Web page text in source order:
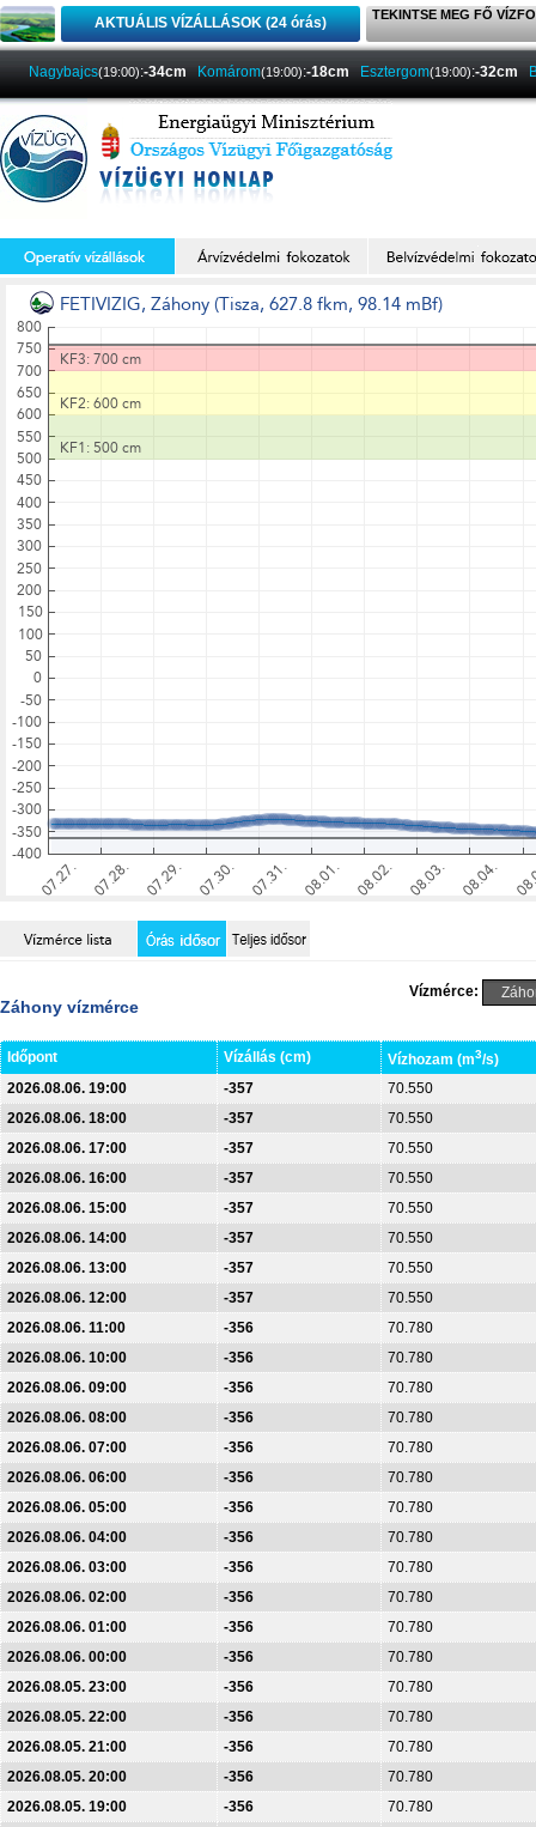
AKTUÁLIS VÍZÁLLÁSOK (24 órás) TEKINTSE MEG FŐ
Nagybajcs(19:00):-34cm Komárom(19:00):-18cm Esztergom(19:00):-32cm
Vízmérce:
Záhony vízmérce
Időpont Vízállás (cm) Vízhozam (m3/s)
2026.08.06. 19:00
-357
70.550
2026.08.06. 18:00
-357
70.550
2026.08.06. 17:00
-357
70.550
2026.08.06. 16:00
-357
70.550
2026.08.06. 15:00
-357
70.550
2026.08.06. 14:00
-357
70.550
2026.08.06. 13:00
-357
70.550
2026.08.06. 12:00
-357
70.550
2026.08.06. 11:00
-356
70.780
2026.08.06. 10:00
-356
70.780
2026.08.06. 09:00
-356
70.780
2026.08.06. 08:00
-356
70.780
2026.08.06. 07:00
-356
70.780
2026.08.06. 06:00
-356
70.780
2026.08.06. 05:00
-356
70.780
2026.08.06. 04:00
-356
70.780
2026.08.06. 03:00
-356
70.780
2026.08.06. 02:00
-356
70.780
2026.08.06. 01:00
-356
70.780
2026.08.06. 00:00
-356
70.780
2026.08.05. 23:00
-356
70.780
2026.08.05. 22:00
-356
70.780
2026.08.05. 21:00
-356
70.780
2026.08.05. 20:00
-356
70.780
2026.08.05. 19:00
-356
70.780